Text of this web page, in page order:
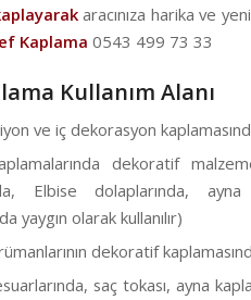
aracınıza harika ve
Kaplama 0543 499 73 33
Kullanım Alanı
ve iç dekorasyon
dekoratif
Elbise dolaplarında,
yaygın olarak kullanılır)
dekoratif
saç tokası, ayna